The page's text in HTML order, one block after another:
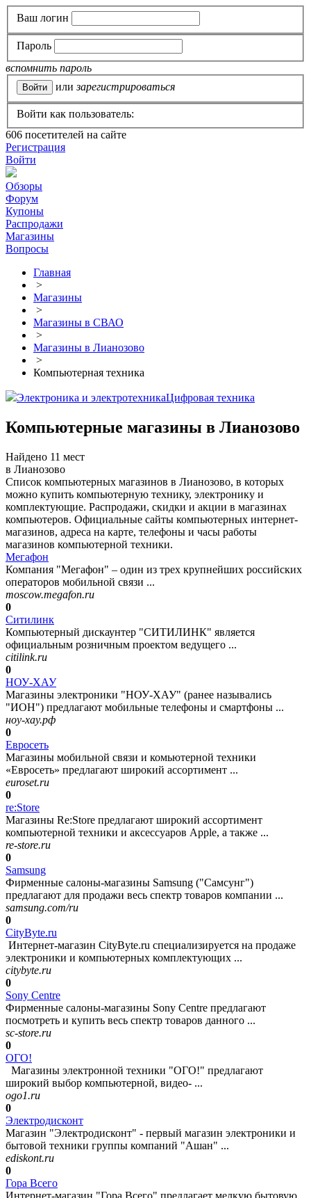
Ваш логин
Пароль
вспомнить пароль
или зарегистрироваться
Войти как пользователь:
606 посетителей на сайте
Регистрация
Войти
Обзоры
Форум
Купоны
Распродажи
Магазины
Вопросы
Главная
>
Магазины
>
Магазины в СВАО
>
Магазины в Лианозово
>
Компьютерная техника
Электроника и электротехникаЦифровая техника
Компьютерные магазины в Лианозово
Найдено 11 мест
в Лианозово
Список компьютерных магазинов в Лианозово, в которых
можно купить компьютерную технику, электронику и
комплектующие. Распродажи, скидки и акции в магазинах
компьютеров. Официальные сайты компьютерных интернет-
магазинов, адреса на карте, телефоны и часы работы
магазинов компьютерной техники.
Мегафон
Компания "Мегафон" – один из трех крупнейших российских
операторов мобильной связи ...
moscow.megafon.ru
0
Ситилинк
Компьютерный дискаунтер "СИТИЛИНК" является
официальным розничным проектом ведущего ...
citilink.ru
0
НОУ-ХАУ
Магазины электроники "НОУ-ХАУ" (ранее назывались
"ИОН") предлагают мобильные телефоны и смартфоны ...
ноу-хау.рф
0
Евросеть
Магазины мобильной связи и комьютерной техники
«Евросеть» предлагают широкий ассортимент ...
euroset.ru
0
re:Store
Магазины Re:Store предлагают широкий ассортимент
компьютерной техники и аксессуаров Apple, а также ...
re-store.ru
0
Samsung
Фирменные салоны-магазины Samsung ("Самсунг")
предлагают для продажи весь спектр товаров компании ...
samsung.com/ru
0
CityByte.ru
Интернет-магазин CityByte.ru специализируется на продаже
электроники и компьютерных комплектующих ...
citybyte.ru
0
Sony Centre
Фирменные салоны-магазины Sony Centre предлагают
посмотреть и купить весь спектр товаров данного ...
sc-store.ru
0
ОГО!
Магазины электронной техники "ОГО!" предлагают
широкий выбор компьютерной, видео- ...
ogo1.ru
0
Электродисконт
Магазин "Электродисконт" - первый магазин электроники и
бытовой техники группы компаний "Ашан" ...
ediskont.ru
0
Гора Всего